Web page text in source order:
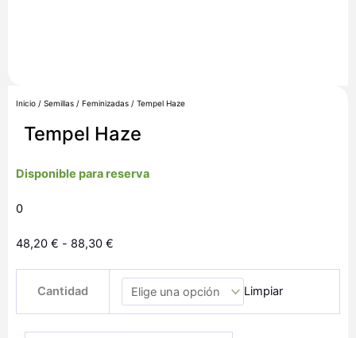
Inicio / Semillas / Feminizadas / Tempel Haze
Tempel Haze
Disponible para reserva
0
48,20 € - 88,30 €
precios:
desde
48,20 €
Cantidad Limpiar
Haze
cantidad